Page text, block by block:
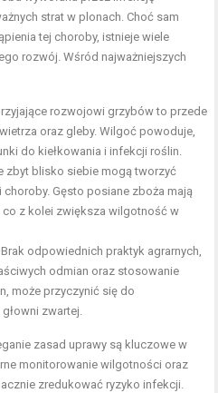
strat w plonach. Choć sam
tej choroby, istnieje wiele
rozwój. Wśród najważniejszych
rozwojowi grzybów to przede
oraz gleby. Wilgoć powoduje,
do kiełkowania i infekcji roślin.
zbyt blisko siebie mogą tworzyć
Gęsto posiane zboża mają
z kolei zwiększa wilgotność w
odpowiednich praktyk agrarnych,
odmian oraz stosowanie
może przyczynić się do
zwartej.
zasad uprawy są kluczowe w
monitorowanie wilgotności oraz
zredukować ryzyko infekcji.